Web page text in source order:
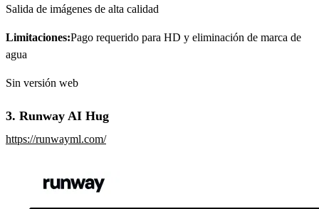
Salida de imágenes de alta calidad
Limitaciones:Pago requerido para HD y eliminación de marca de
agua
Sin versión web
3. Runway AI Hug
https://runwayml.com/